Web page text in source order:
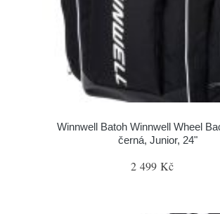
Winnwell Batoh Winnwell Wheel
černá, Junior, 24"
2 499 Kč